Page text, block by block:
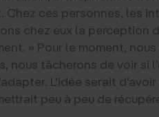
Chez ces personnes,
chez eux la
» Pour le moment,
nous tâcherons de voir si
L’idée serait
peu à peu de